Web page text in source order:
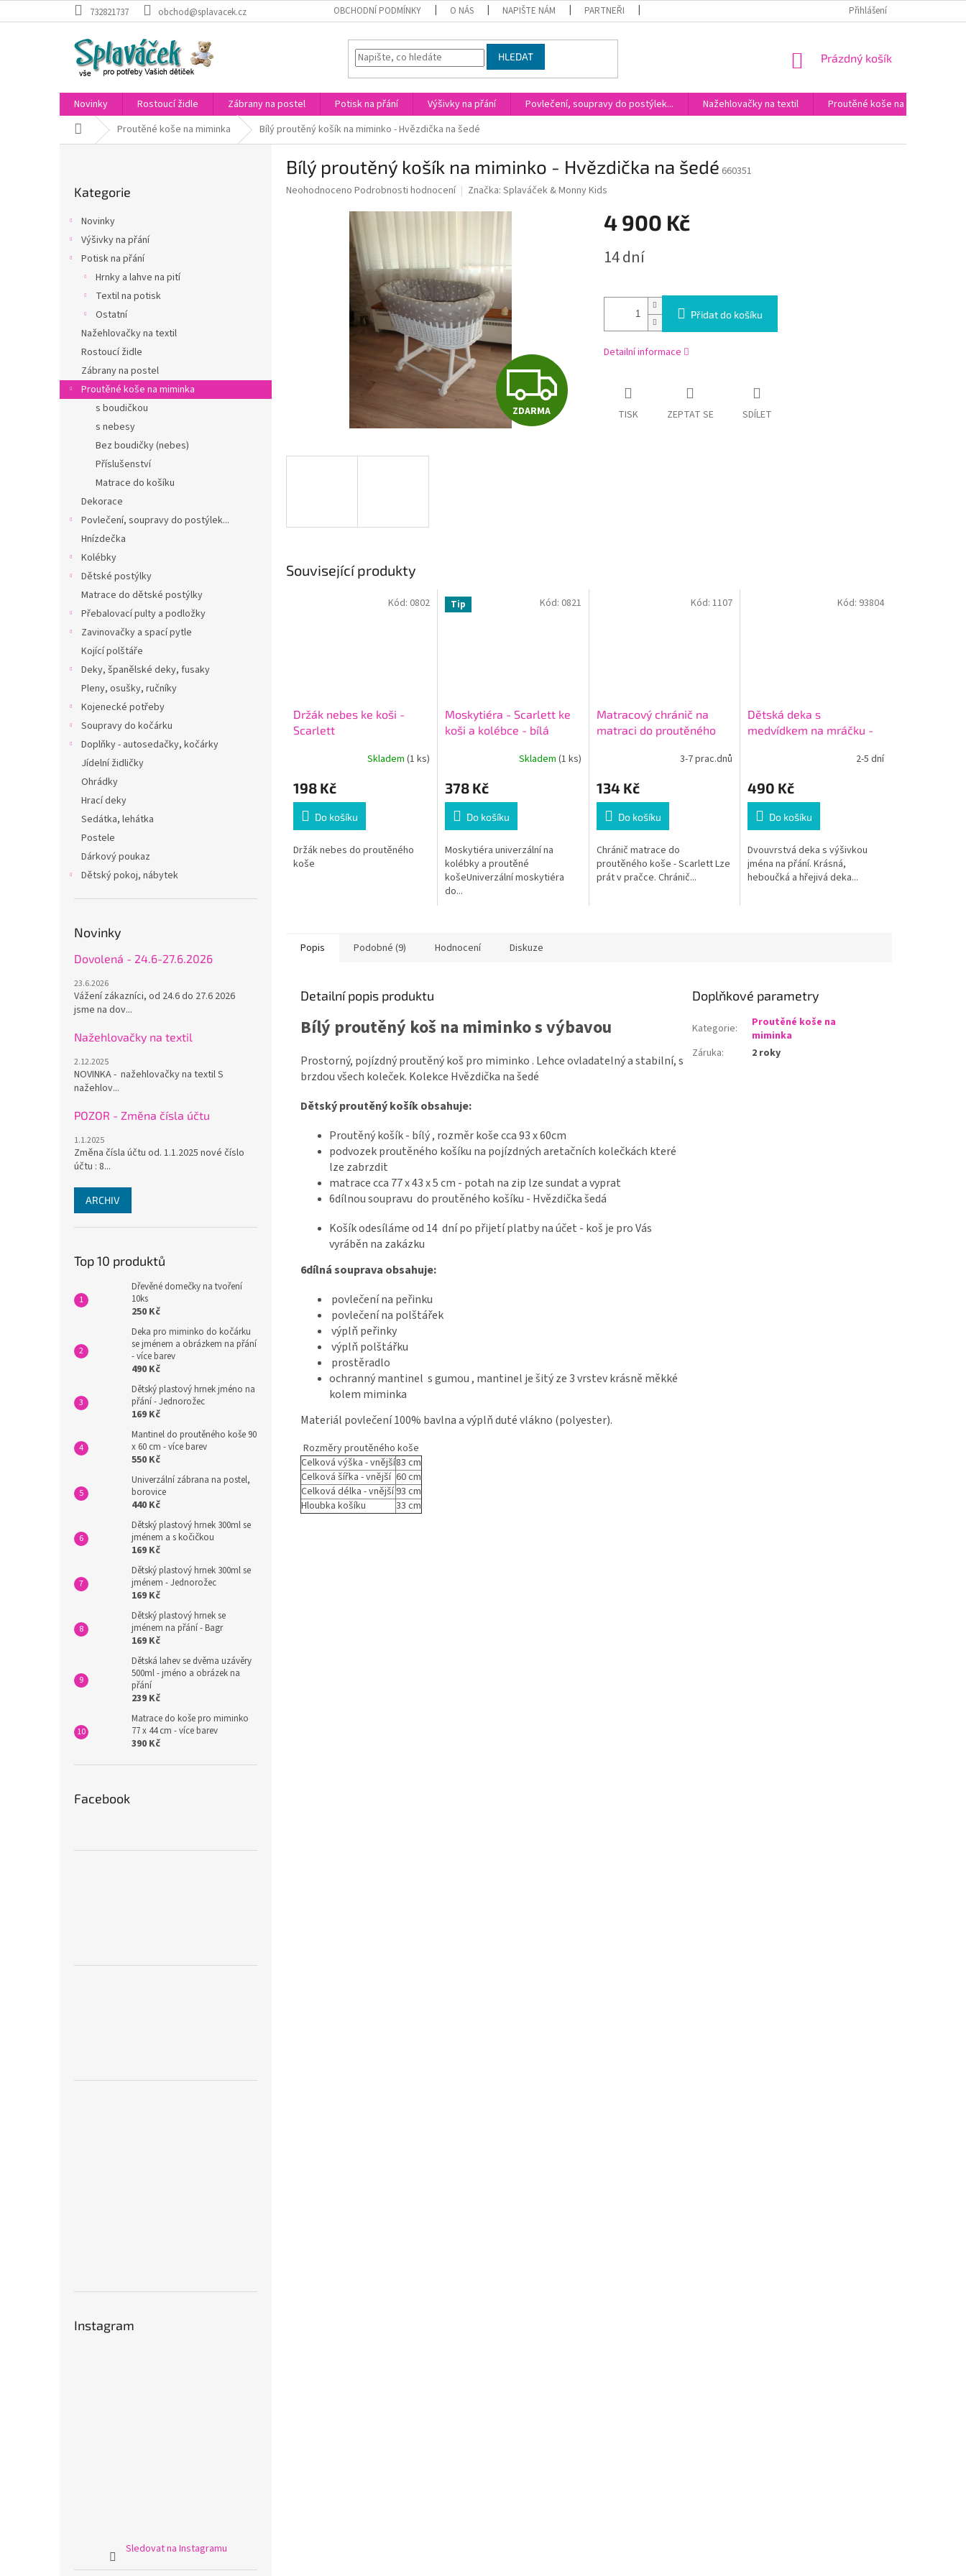
na
732821737 obchod@splavacek.cz OBCHODNÍ PODMÍNKY O NÁS NAPIŠTE NÁM PARTNEŘI Přihlášení
HLEDAT
NÁKUPNÍ
Prázdný košík
Novinky Rostoucí židle Zábrany na postel Potisk na přání Výšivky na přání Povlečení, soupravy do postýlek... Nažehlovačky na textil
Proutěné koše na miminka
Domů Proutěné koše na miminka Bílý proutěný košík na miminko - Hvězdička na šedé
kategorie
Kategorie
Novinky
Výšivky na přání
Potisk na přání
Hrnky a lahve na pití
Textil na potisk
Ostatní
Nažehlovačky na textil
Rostoucí židle
Zábrany na postel
Proutěné koše na miminka
s boudičkou
s nebesy
Bez boudičky (nebes)
Příslušenství
Matrace do košíku
Dekorace
Povlečení, soupravy do postýlek...
Hnízdečka
Kolébky
Dětské postýlky
Matrace do dětské postýlky
Přebalovací pulty a podložky
Zavinovačky a spací pytle
Kojící polštáře
Deky, španělské deky, fusaky
Pleny, osušky, ručníky
Kojenecké potřeby
Soupravy do kočárku
Doplňky - autosedačky, kočárky
Jídelní židličky
Ohrádky
Hrací deky
Sedátka, lehátka
Postele
Dárkový poukaz
Dětský pokoj, nábytek
Novinky
Dovolená - 24.6-27.6.2026
23.6.2026
Vážení zákazníci, od 24.6 do 27.6 2026
jsme na dov...
Nažehlovačky na textil
2.12.2025
NOVINKA - nažehlovačky na textil S
nažehlov...
POZOR - Změna čísla účtu
1.1.2025
Změna čísla účtu od. 1.1.2025 nové číslo
účtu : 8...
ARCHIV
Top 10 produktů
Dřevěné domečky na tvoření
10ks
250 Kč
Deka pro miminko do kočárku
se jménem a obrázkem na přání
- více barev
490 Kč
Dětský plastový hrnek jméno na
přání - Jednorožec
169 Kč
Mantinel do proutěného koše 90
x 60 cm - více barev
550 Kč
Univerzální zábrana na postel,
borovice
440 Kč
Dětský plastový hrnek 300ml se
jménem a s kočičkou
169 Kč
Dětský plastový hrnek 300ml se
jménem - Jednorožec
169 Kč
Dětský plastový hrnek se
jménem na přání - Bagr
169 Kč
Dětská lahev se dvěma uzávěry
500ml - jméno a obrázek na
přání
239 Kč
Matrace do koše pro miminko
77 x 44 cm - více barev
390 Kč
Facebook
Instagram
Sledovat na Instagramu
Bílý proutěný košík na miminko - Hvězdička na šedé 660351
Průměrné
Neohodnoceno Podrobnosti hodnocení Značka: Splaváček & Monny Kids
Z
D
M
ZDARMA
4 900 Kč
cena:
14 dní
Přidat do košíku
Detailní informace
TISK ZEPTAT SE SDÍLET
Související produkty
Držák nebes ke koši -
Scarlett
Skladem (1 ks)
198 Kč
Do košíku
Držák nebes do proutěného
koše
Kód: 0802 Tip
Moskytiéra - Scarlett ke
koši a kolébce - bílá
Skladem (1 ks)
378 Kč
Do košíku
Moskytiéra univerzální na
kolébky a proutěné
košeUniverzální moskytiéra
do...
Kód: 0821
Matracový chránič na
matraci do proutěného
3-7 prac.dnů
134 Kč
Do košíku
Chránič matrace do
proutěného koše - Scarlett Lze
prát v pračce. Chránič...
Kód:1107
Dětská deka s
medvídkem na mráčku -
2-5 dní
490 Kč
Do košíku
Dvouvrstvá deka s výšivkou
jména na přání. Krásná,
heboučká a hřejivá deka...
Kód: 93804
Popis Podobné (9) Hodnocení Diskuze
Detailní popis produktu
Bílý proutěný koš na miminko s výbavou
Prostorný, pojízdný proutěný koš pro miminko . Lehce ovladatelný a stabilní, s
brzdou všech koleček. Kolekce Hvězdička na šedé
Dětský proutěný košík obsahuje:
Proutěný košík - bílý , rozměr koše cca 93 x 60cm
podvozek proutěného košíku na pojízdných aretačních kolečkách které
lze zabrzdit
matrace cca 77 x 43 x 5 cm - potah na zip lze sundat a vyprat
6dílnou soupravu do proutěného košíku - Hvězdička šedá
Košík odesíláme od 14 dní po přijetí platby na účet - koš je pro Vás
vyráběn na zakázku
6dílná souprava obsahuje:
povlečení na peřinku
povlečení na polštářek
výplň peřinky
výplň polštářku
prostěradlo
ochranný mantinel s gumou , mantinel je šitý ze 3 vrstev krásně měkké
kolem miminka
Materiál povlečení 100% bavlna a výplň duté vlákno (polyester).
Rozměry proutěného koše
Celková výška - vnější83 cm
Celková šířka - vnější 60 cm
Celková délka - vnější93 cm
Hloubka košíku
33 cm
Doplňkové parametry
Kategorie:
Proutěné koše na
miminka
Záruka: 2 roky